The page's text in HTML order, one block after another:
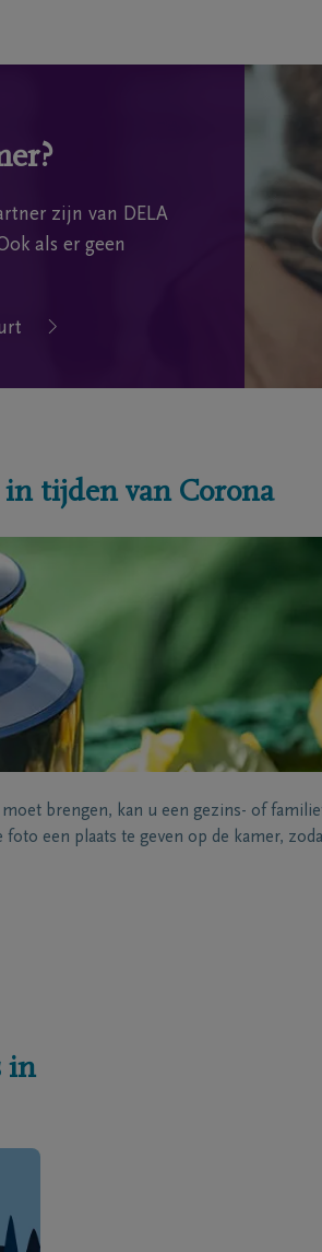
zijn van DELA
als er geen
tijden van Corona
brengen, kan u een gezins- of
een plaats te geven op de kamer,
in